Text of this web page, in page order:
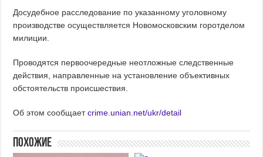
Досудебное расследование по указанному уголовному
производстве осуществляется Новомосковским горотделом
милиции.
Проводятся первоочередные неотложные следственные
действия, направленные на установление объективных
обстоятельств происшествия.
Об этом сообщаетcrime.unian.net/ukr/detail
Похожие